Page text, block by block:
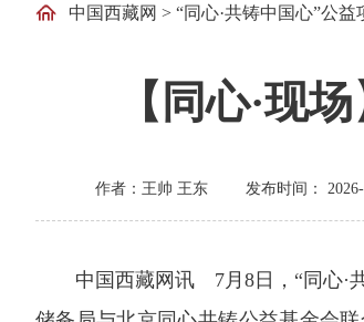
中国西藏网 > “同心·共铸中国心”公益
【同心·现
作者：王帅 王东 发布时间：
中国西藏网讯 7月8日，“同心·共